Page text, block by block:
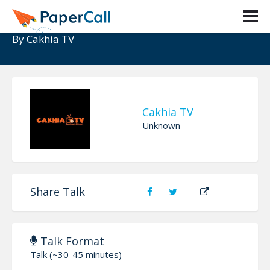
CakhiaTV
ByCakhia TV
Cakhia TV
Unknown
Share Talk
Talk Format
Talk (~30-45 minutes)